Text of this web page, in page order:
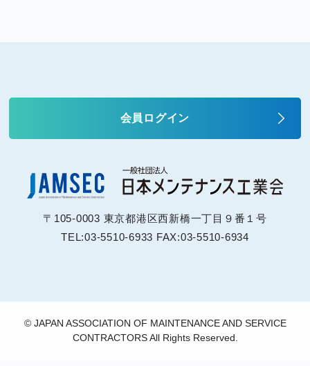
会員ログイン
〒105-0003 東京都港区西新橋一丁目９番１号
TEL:03-5510-6933 FAX:03-5510-6934
© JAPAN ASSOCIATION OF MAINTENANCE AND SERVICE
CONTRACTORS All Rights Reserved.